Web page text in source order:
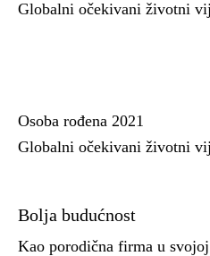
Globalni očekivani životni
Osoba rođena 2021
Globalni očekivani životni
Bolja budućnost
Kao porodična firma u